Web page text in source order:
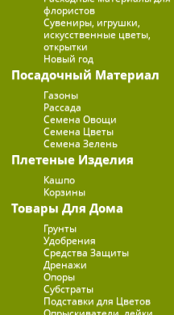
флористов
Сувениры, игрушки,
искусственные цветы,
открытки
Новый год
Посадочный Материал
Газоны
Рассада
Семена Овощи
Семена Цветы
Семена Зелень
Плетеные Изделия
Кашпо
Корзины
Товары Для Дома
Грунты
Удобрения
Средства Защиты
Дренажи
Опоры
Субстраты
Подставки для Цветов